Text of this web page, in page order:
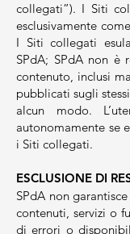
collegati”). I Siti
esclusivamente
I Siti collegati
SPdA; SPdA non è
contenuto, inclusi
pubblicati sugli
alcun modo.
autonomamente se
i Siti collegati.
ESCLUSIONE DI
SPdA non
contenuti, servizi o
di errori o